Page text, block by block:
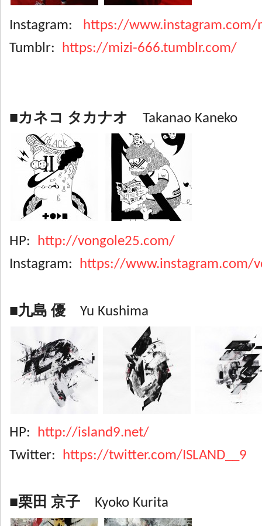
Instagram:
https://www.instagram.com/
Tumblr: https://mizi-666.tumblr.com/
■カネコ タカナオ Takanao Kaneko
HP: http://vongole25.com/
Instagram: https://www.instagram.com/
■九島 優 Yu Kushima
HP: http://island9.net/
Twitter: https://twitter.com/ISLAND__9
■栗田 京子 Kyoko Kurita